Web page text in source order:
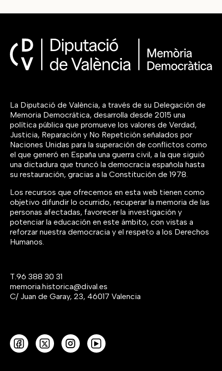
La Diputació de València, a través de su Delegación de
Memoria Democrática, desarrolla desde 2015 una
política pública que promueve los valores de Verdad,
Justicia, Reparación y No Repetición señalados por
Naciones Unidas para la superación de conflictos como
el que generó en España una guerra civil, a la que siguió
una dictadura que truncó la democracia española hasta
su restauración, gracias a la Constitución de 1978.
Los recursos que ofrecemos en esta web tienen como
objetivo difundir lo ocurrido, recuperar la memoria de las
personas afectadas, favorecer la investigación y
potenciar la educación en este ámbito, con vistas a
reforzar nuestra democracia y el respeto a los Derechos
Humanos.
T.96 388 30 31
memoria.historica@dival.es
C/ Juan de Garay, 23, 46017 Valencia